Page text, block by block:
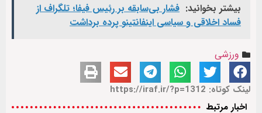
بیشتر بخوانید: فشار بی‌سابقه بر رئیس فیفا؛ تلگراف از
فساد اخلاقی و سیاسی اینفانتینو پرده برداشت
ورزشی
لینک کوتاه: https://iraf.ir/?p=1312
اخبار مرتبط